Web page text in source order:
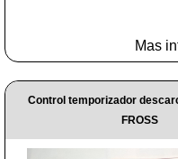
Mas
Control temporizador
FROSS